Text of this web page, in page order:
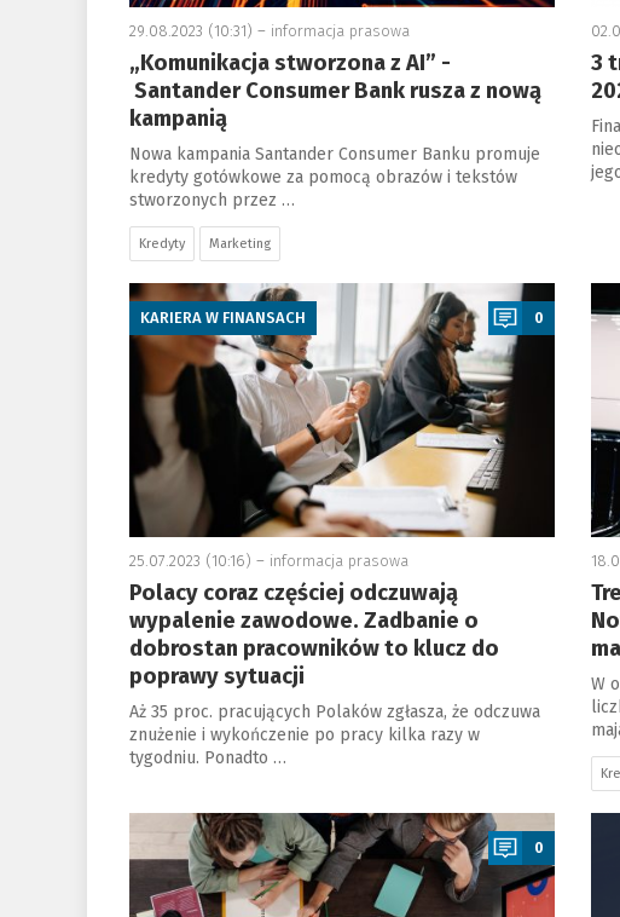
29.08.2023 (10:31) – informacja prasowa
„Komunikacja stworzona z AI” -
Santander Consumer Bank rusza z nową
kampanią
Nowa kampania Santander Consumer Banku promuje
kredyty gotówkowe za pomocą obrazów i tekstów
stworzonych przez …
Kredyty Marketing
3
a
KARIERA W FINANSACH 0
25.07.2023 (10:16) – informacja prasowa
Polacy coraz częściej odczuwają
wypalenie zawodowe. Zadbanie o
dobrostan pracowników to klucz do
poprawy sytuacji
Aż 35 proc. pracujących Polaków zgłasza, że odczuwa
znużenie i wykończenie po pracy kilka razy w
tygodniu. Ponadto …
a
W
a
0
a